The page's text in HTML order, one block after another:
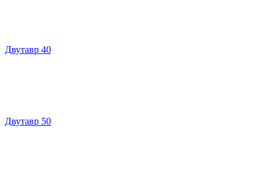
Двутавр 40
Двутавр 50